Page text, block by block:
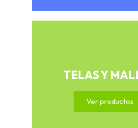
TELAS Y
Ver productos